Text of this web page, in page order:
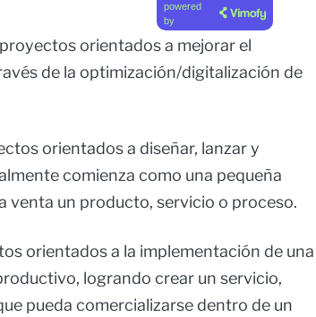
powered
by
orientados a mejorar el
de la optimización/digitalización de
orientados a diseñar, lanzar y
comienza como una pequeña
venta un producto, servicio o proceso.
orientados a la implementación de una
logrando crear un servicio,
pueda comercializarse dentro de un